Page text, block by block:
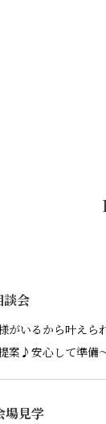
会
様がいるから叶え
案♪安心して準備
見学